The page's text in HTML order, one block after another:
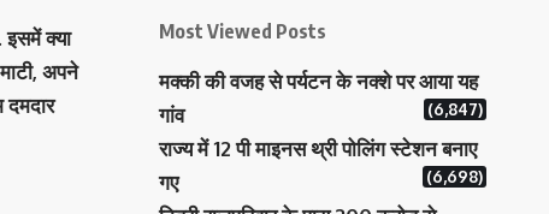
इसमें क्या
अपने
Most Viewed Posts
मक्‍की की वजह से पर्यटन के नक्‍शे पर आया यह
गांव
(6,847)
राज्य में 12 पी माइनस थ्री पोलिंग स्टेशन बनाए
गए
(6,698)